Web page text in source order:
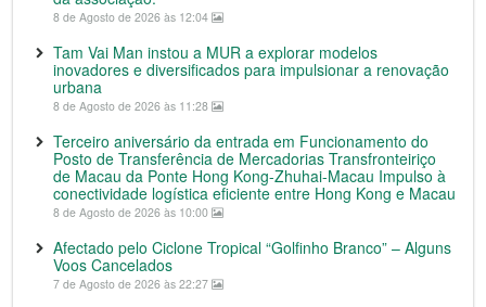
8 de Agosto de 2026 às 12:04
Tam Vai Man instou a MUR a explorar modelos
inovadores e diversificados para impulsionar a renovação
urbana
8 de Agosto de 2026 às 11:28
Terceiro aniversário da entrada em Funcionamento do
Posto de Transferência de Mercadorias Transfronteiriço
de Macau da Ponte Hong Kong-Zhuhai-Macau Impulso à
conectividade logística eficiente entre Hong Kong e Macau
8 de Agosto de 2026 às 10:00
Afectado pelo Ciclone Tropical “Golfinho Branco” – Alguns
Voos Cancelados
7 de Agosto de 2026 às 22:27